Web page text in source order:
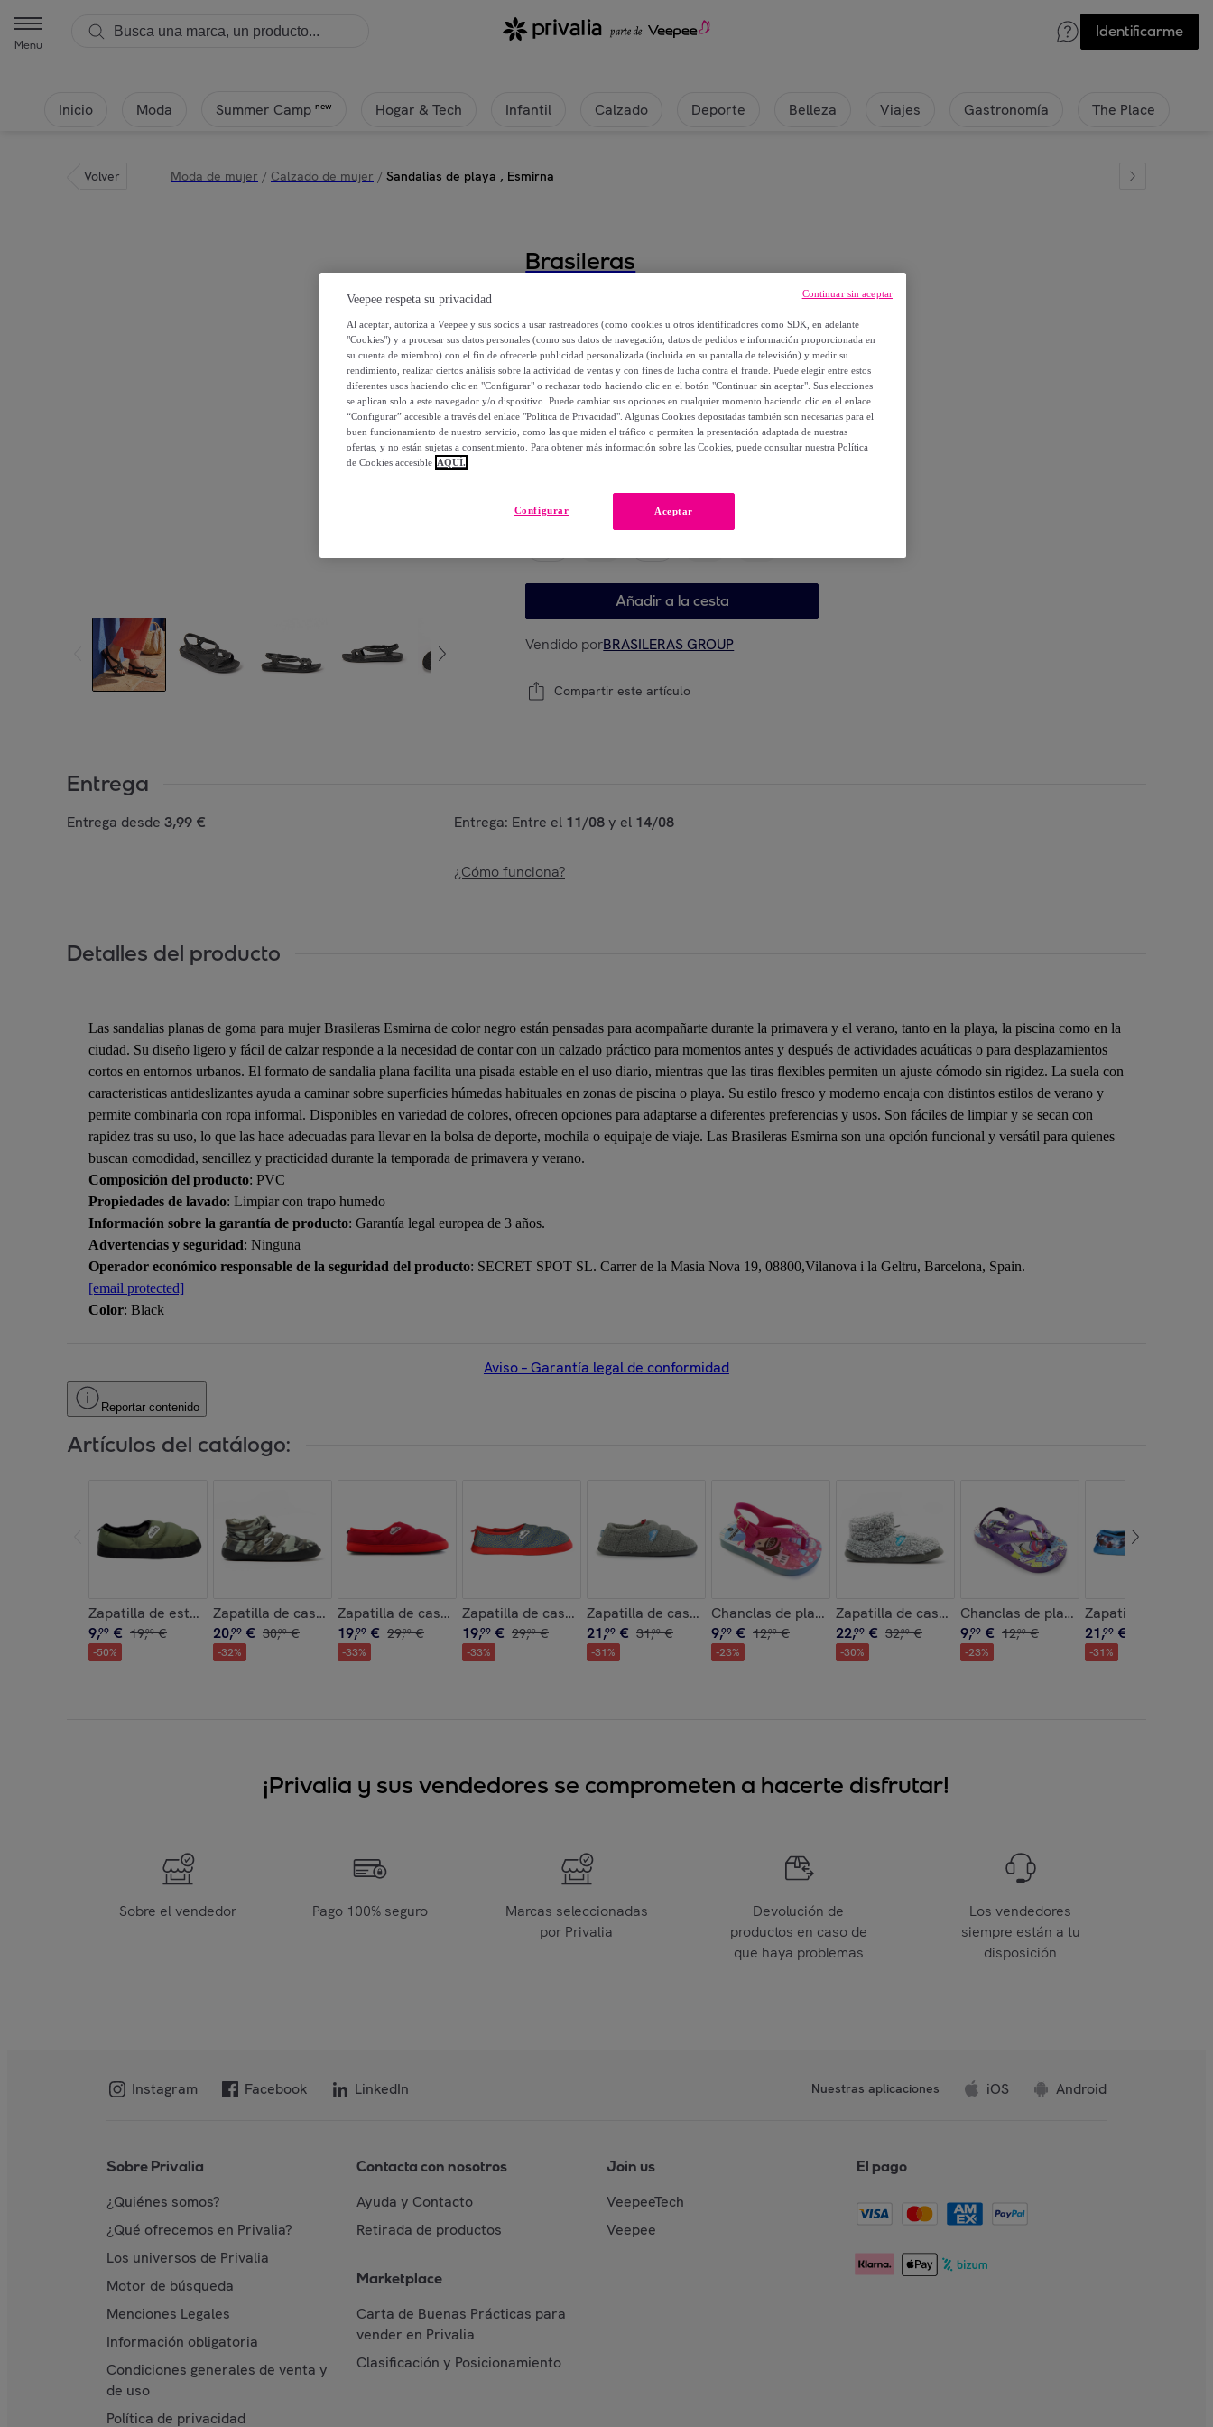
Menu
Identificarme
Inicio Moda Summer Camp new Hogar & Tech Infantil Calzado Deporte Belleza Viajes Gastronomía The Place
Volver Moda de mujer / Calzado de mujer / Sandalias de playa , Esmirna
Brasileras
12,99 €
19,99 €
- 35%
Elige tu modelo
Añadir a la cesta
Vendido porBRASILERAS GROUP
Compartir este artículo
Entrega
Entrega desde 3,99 € Entrega: Entre el 11/08y el 14/08
¿Cómo funciona?
Detalles del producto
Las sandalias planas de goma para mujer Brasileras Esmirna de color negro están pensadas para acompañarte durante la primavera y el verano, tanto en la playa, la piscina como en la
ciudad. Su diseño ligero y fácil de calzar responde a la necesidad de contar con un calzado práctico para momentos antes y después de actividades acuáticas o para desplazamientos
cortos en entornos urbanos. El formato de sandalia plana facilita una pisada estable en el uso diario, mientras que las tiras flexibles permiten un ajuste cómodo sin rigidez. La suela con
caracteristicas antideslizantes ayuda a caminar sobre superficies húmedas habituales en zonas de piscina o playa. Su estilo fresco y moderno encaja con distintos estilos de verano y
permite combinarla con ropa informal. Disponibles en variedad de colores, ofrecen opciones para adaptarse a diferentes preferencias y usos. Son fáciles de limpiar y se secan con
rapidez tras su uso, lo que las hace adecuadas para llevar en la bolsa de deporte, mochila o equipaje de viaje. Las Brasileras Esmirna son una opción funcional y versátil para quienes
buscan comodidad, sencillez y practicidad durante la temporada de primavera y verano.
Composición del producto: PVC
Propiedades de lavado: Limpiar con trapo humedo
Información sobre la garantía de producto: Garantía legal europea de 3 años.
Advertencias y seguridad: Ninguna
Operador económico responsable de la seguridad del producto: SECRET SPOT SL. Carrer de la Masia Nova 19, 08800,Vilanova i la Geltru, Barcelona, Spain.
[email protected]
Color: Black
Aviso – Garantía legal de conformidad
Reportar contenido
Artículos del catálogo:
Zapatilla de estar por casa ,Clasica Suela de Tela
9,99 € 19,99 €
-50%
Zapatilla de casa , Boot Home New Camouflage
20,99 € 30,99 €
-32%
Zapatilla de casa ,Classic Chill
19,99 € 29,99 €
-33%
Zapatilla de casa ,Printed 21 Noodle
19,99 € 29,99 €
-33%
Zapatilla de casa ,Classic Sheep
21,99 € 31,99 €
-31%
Chanclas de playa ,Printed 20 Baby Miss Little
9,99 € 12,99 €
-23%
Zapatilla de casa , Boot Home Cloud Polar
22,99 € 32,99 €
-30%
Chanclas de playa ,Printed 20 Baby
9,99 € 12,99 €
-23%
Zapatilla de casa
21,99 €
-31%
¡Privalia y sus vendedores se comprometen a hacerte disfrutar!
Sobre el vendedor Pago 100% seguro
Marcas seleccionadas
por Privalia
Devolución de
productos en caso de
que haya problemas
Los vendedores
siempre están a tu
disposición
Instagram Facebook LinkedIn Nuestras aplicaciones iOS Android
Sobre Privalia
¿Quiénes somos?
¿Qué ofrecemos en Privalia?
Los universos de Privalia
Motor de búsqueda
Menciones Legales
Información obligatoria
Condiciones generales de venta y
de uso
Política de privacidad
Contacta con nosotros
Ayuda y Contacto
Retirada de productos
Marketplace
Carta de Buenas Prácticas para
vender en Privalia
Clasificación y Posicionamiento
Join us
VeepeeTech
Veepee
El pago
Veepee respeta su privacidad
Al aceptar, autoriza a Veepee y sus socios a usar rastreadores (como cookies u otros identificadores como SDK, en adelante
"Cookies") y a procesar sus datos personales (como sus datos de navegación, datos de pedidos e información proporcionada en
su cuenta de miembro) con el fin de ofrecerle publicidad personalizada (incluida en su pantalla de televisión) y medir su
rendimiento, realizar ciertos análisis sobre la actividad de ventas y con fines de lucha contra el fraude. Puede elegir entre estos
diferentes usos haciendo clic en "Configurar" o rechazar todo haciendo clic en el botón "Continuar sin aceptar". Sus elecciones
se aplican solo a este navegador y/o dispositivo. Puede cambiar sus opciones en cualquier momento haciendo clic en el enlace
“Configurar” accesible a través del enlace "Política de Privacidad". Algunas Cookies depositadas también son necesarias para el
buen funcionamiento de nuestro servicio, como las que miden el tráfico o permiten la presentación adaptada de nuestras
ofertas, y no están sujetas a consentimiento. Para obtener más información sobre las Cookies, puede consultar nuestra Política
de Cookies accesible AQUÍ.
Aceptar
Configurar
Continuar sin aceptar